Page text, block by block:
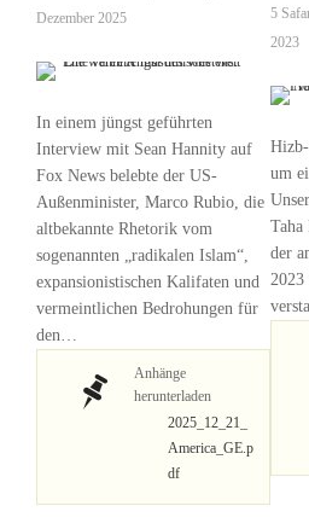
Dezember 2025
In einem jüngst geführten
Interview mit Sean Hannity auf
Fox News belebte der US-
Außenminister, Marco Rubio, die
altbekannte Rhetorik vom
sogenannten „radikalen Islam“,
expansionistischen Kalifaten und
vermeintlichen Bedrohungen für
den…
Anhänge
herunterladen
2025_12_21_
America_GE.p
df
5
2023
um
der
2023